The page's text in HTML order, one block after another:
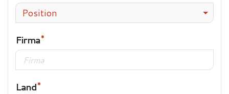
Position
Firma
Land